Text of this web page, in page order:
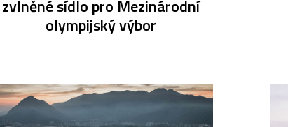
zvlněné sídlo pro Mezinárodní
olympijský výbor